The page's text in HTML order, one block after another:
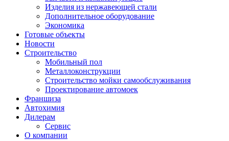
Изделия из нержавеющей стали
Дополнительное оборудование
Экономика
Готовые объекты
Новости
Строительство
Мобильный пол
Металлоконструкции
Строительство мойки самообслуживания
Проектирование автомоек
Франшиза
Автохимия
Дилерам
Сервис
О компании